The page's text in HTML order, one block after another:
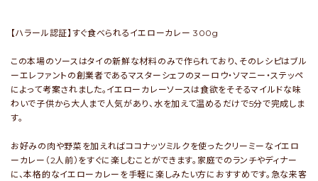
- お問い合わせ
【ハラール認証】すぐ食べられるイエローカレー 300g
この本場のソースはタイの新鮮な材料のみで作られており、そのレシピはブル
ーエレファントの創業者であるマスターシェフのヌーロウ・ソマニー・ステッペ
によって考案されました。イエローカレーソースは食欲をそそるマイルドな味
わいで子供から大人まで人気があり、水を加えて温めるだけで5分で完成しま
す。
お好みの肉や野菜を加えればココナッツミルクを使ったクリーミーなイエロ
ーカレー（2人前）をすぐに楽しむことができます。家庭でのランチやディナー
に、本格的なイエローカレーを手軽に楽しみたい方におすすめです。急な来客